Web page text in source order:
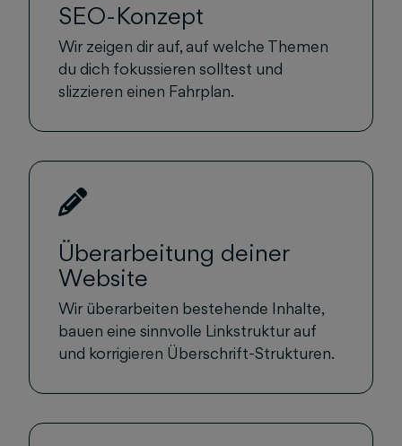
SEO-Konzept
Wir zeigen dir auf, auf welche Themen
du dich fokussieren solltest und
slizzieren einen Fahrplan.
Überarbeitung deiner
Website
Wir überarbeiten bestehende Inhalte,
bauen eine sinnvolle Linkstruktur auf
und korrigieren Überschrift-Strukturen.